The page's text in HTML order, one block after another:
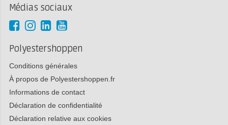
Médias sociaux
Polyestershoppen
Conditions générales
À propos de Polyestershoppen.fr
Informations de contact
Déclaration de confidentialité
Déclaration relative aux cookies